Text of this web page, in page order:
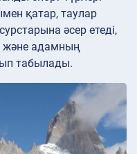
қатар, таулар
әсер етеді,
және адамның
табылады.